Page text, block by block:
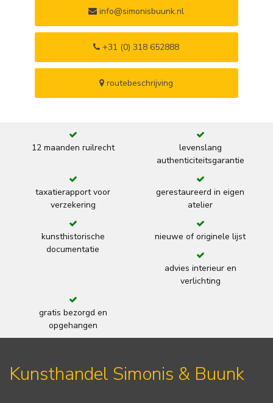
info@simonisbuunk.nl
+31 (0) 318 652888
routebeschrijving
12 maanden ruilrecht
levenslang
authenticiteitsgarantie
taxatierapport voor
verzekering
gerestaureerd in eigen
atelier
kunsthistorische
documentatie
nieuwe of originele lijst
advies interieur en
verlichting
gratis bezorgd en
opgehangen
Kunsthandel Simonis & Buunk